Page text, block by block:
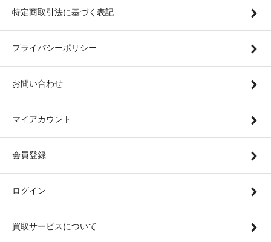
特定商取引法に基づく表記
プライバシーポリシー
お問い合わせ
マイアカウント
会員登録
ログイン
買取サービスについて